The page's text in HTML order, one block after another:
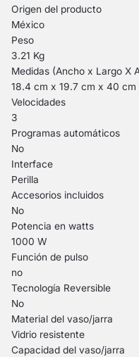
Origen del producto
México
Peso
3.21 Kg
Medidas (Ancho x Largo X
18.4 cm x 19.7 cm x 40 cm
Velocidades
3
Programas automáticos
No
Interface
Perilla
Accesorios incluidos
No
Potencia en watts
1000 W
Función de pulso
no
Tecnología Reversible
No
Material del vaso/jarra
Vidrio resistente
Capacidad del vaso/jarra